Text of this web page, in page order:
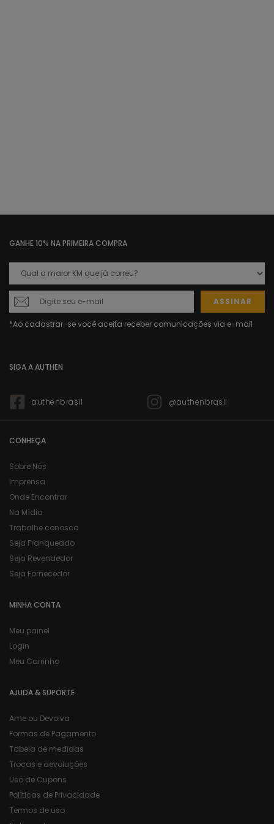
GANHE 10% NA PRIMEIRA COMPRA
ASSINAR
SIGA A AUTHEN
authenbrasil @authenbrasil
CONHEÇA
Sobre Nós
Imprensa
Onde Encontrar
Na Mídia
Trabalhe conosco
Seja Franqueado
Seja Revendedor
Seja Fornecedor
MINHA CONTA
Meu painel
Login
Meu Carrinho
AJUDA & SUPORTE
Ame ou Devolva
Formas de Pagamento
Tabela de medidas
Trocas e devoluções
Uso de Cupons
Políticas de Privacidade
Termos de uso